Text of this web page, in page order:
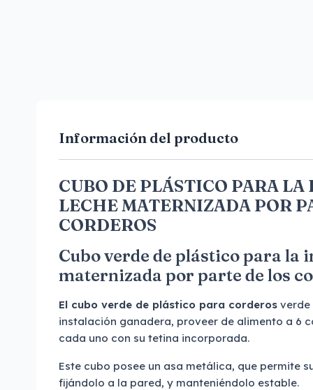
Información del producto
CUBO DE PLÁSTICO PARA LA
LECHE MATERNIZADA POR
CORDEROS
Cubo verde de plástico para la
maternizada por parte de los
El cubo verde de plástico para corderos verde
instalación ganadera, proveer de alimento a 6
cada uno con su tetina incorporada.
Este cubo posee un asa metálica, que permite
fijándolo a la pared, y manteniéndolo estable.